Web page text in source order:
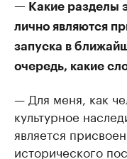
— Какие разделы
лично являются
запуска в
очередь, какие
— Для меня, как
культурное
является
исторического